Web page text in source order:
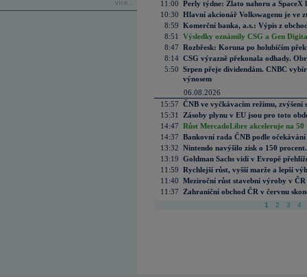
více...
11:00 Perly týdne: Zlato nahoru a SpaceX
10:30 Hlavní akcionář Volkswagenu je ve
8:59 Komerční banka, a.s.: Výpis z
8:51
Výsledky oznámily CSG a Gen
8:47 Rozbřesk: Koruna po holubičím
8:14 CSG výrazně překonala odhady.
5:50 Srpen přeje dividendám. CNBC
výnosem
06.08.2026
15:57 ČNB ve vyčkávacím režimu, zvýšení
15:31
Zásoby plynu v EU jsou pro toto
14:47 Růst MercadoLibre akceleruje na
14:37 Bankovní rada ČNB podle
13:32 Nintendo navýšilo zisk o 150
13:19 Goldman Sachs vidí v Evropě
11:59 Rychlejší růst, vyšší marže a lepší
11:40 Meziroční růst stavební výroby v
11:37
Zahraniční obchod ČR v červnu
1 2 3 4